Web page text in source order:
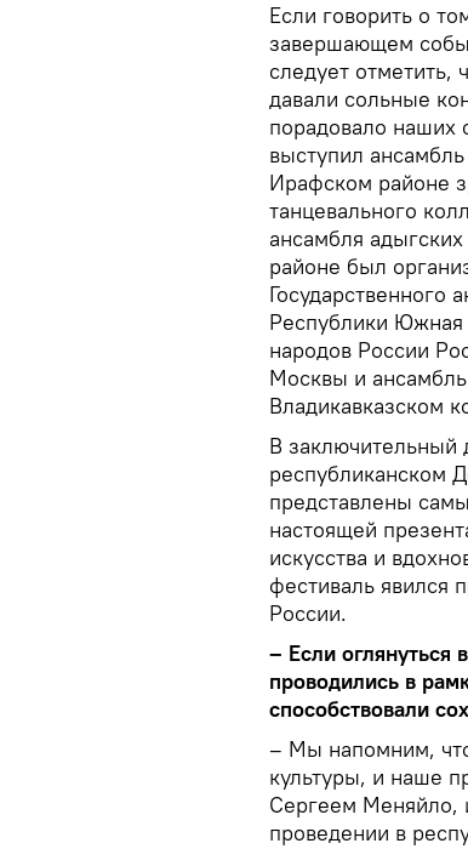
Если говорить о
завершающем
следует
давали сольные
порадовало наших
выступил
Ирафском районе
танцевального
ансамбля
районе был
Государственного
Республики Южная
народов России
Москвы и
Владикавказском
В заключительный
республиканском
представлены
настоящей
искусства и
фестиваль явился
России.
– Если оглянуться
проводились в
способствовали
– Мы напомним,
культуры, и наше
Сергеем Меняйло,
проведении в